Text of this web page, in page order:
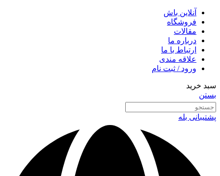
آنلاین باش
فروشگاه
مقالات
درباره ما
ارتباط با ما
علاقه مندی
ورود / ثبت نام
سبد خرید
بستن
پشتیبانی بله